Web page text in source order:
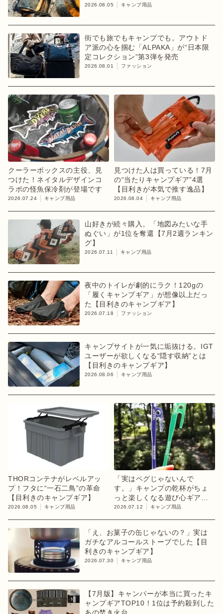
2026.08.05 キャンプ用品
街でも旅でもキャンプでも。アウトド
ア派の心を掴む「ALPAKA」が“日本限
定コレクション”第3弾を発売
2026.08.01 ファッション
クーラーボックスの主役、見
つけた！ネイタルデザインコ
ラボの怪魚保冷剤が登場です
2026.07.24 キャンプ用品
見つけた人は買っている！7月
の“当たりキャンプギア”4選
【目利きが本気で推す逸品】
2026.08.04 キャンプ用品
山好きが続々購入。「地図みたいな手
ぬぐい」が1位を奪還【7月2週ランキン
グ】
2026.07.11 キャンプ用品
夜中のトイレが劇的にラク！120gの
「履くキャンプギア」が想像以上だっ
た【目利きのキャンプギア】
2026.07.18 ファッション
キャンプサイトが一気に垢抜ける。IGT
ユーザーが欲しくなる“隠す収納”とは
【目利きのキャンプギア】
2026.08.06 キャンプ用品
THORコンテナがレベルアッ
プ！フタに“一石二鳥”の革命
【目利きのキャンプギア】
2026.08.05 キャンプ用品
「実はペグじゃないんで
す。」キャンプの乾杯がちょ
っと楽しくなる遊び心ギア
【目利きのキャンプギア】
2026.07.12 キャンプ用品
「え、お菓子の缶じゃないの？」実は
ガチなアルコールストーブでした【目
利きのキャンプギア】
2026.07.30 キャンプ用品
【7月版】キャンパーが本当に買ったキ
ャンプギアTOP10！1位は予約殺到した